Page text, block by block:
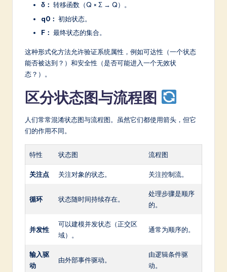
δ： 转移函数（Q × Σ → Q）。
q0： 初始状态。
F： 最终状态的集合。
这种形式化方法允许验证系统属性，例如可达性（一个状态
能否被达到？）和安全性（是否可能进入一个无效状
态？）。
区分状态图与流程图
人们常常混淆状态图与流程图。虽然它们都使用箭头，但它
们的作用不同。
特性 状态图 流程图
关注点 关注对象的状态。 关注控制流。
循环 状态随时间持续存在。
处理步骤是顺序
的。
并发性
可以建模并发状态（正交区
域）。
通常为顺序的。
输入驱
动
由外部事件驱动。
由逻辑条件驱
动。